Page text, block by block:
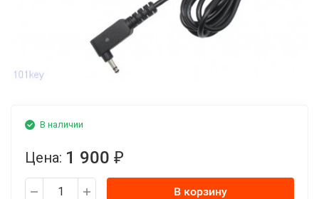
В наличии
Цена: 1 900 ₽
В корзину